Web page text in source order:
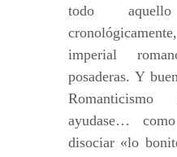
todo
imperial
posaderas. Y
ayudase…
disociar «lo